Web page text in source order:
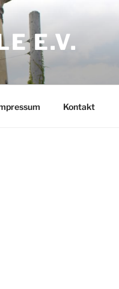
E.V.
Kontakt